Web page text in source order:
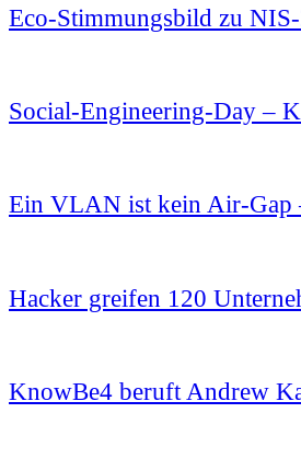
Eco-Stimmungsbild zu
Social-Engineering-Day –
Ein VLAN ist kein Air-Gap
Hacker greifen 120
KnowBe4 beruft Andrew